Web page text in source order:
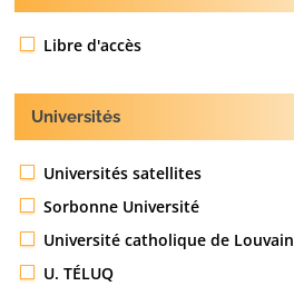
Libre d'accès
Universités
Universités satellites
Sorbonne Université
Université catholique de Louvain
U. TÉLUQ